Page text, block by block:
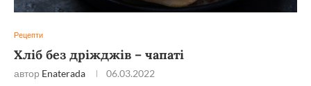
Рецепти
Хліб без дріжджів – чапаті
автор Enaterada 06.03.2022